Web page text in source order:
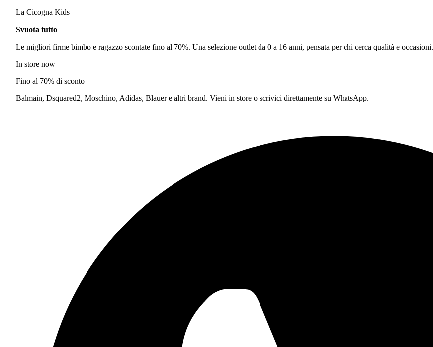
La Cicogna Kids
Svuota tutto
Le migliori firme bimbo e ragazzo scontate fino al 70%. Una selezione outlet da 0 a 16 anni, pensata per chi cerca qualità e occasioni.
In store now
Fino al 70% di sconto
Balmain, Dsquared2, Moschino, Adidas, Blauer e altri brand. Vieni in store o scrivici direttamente su WhatsApp.